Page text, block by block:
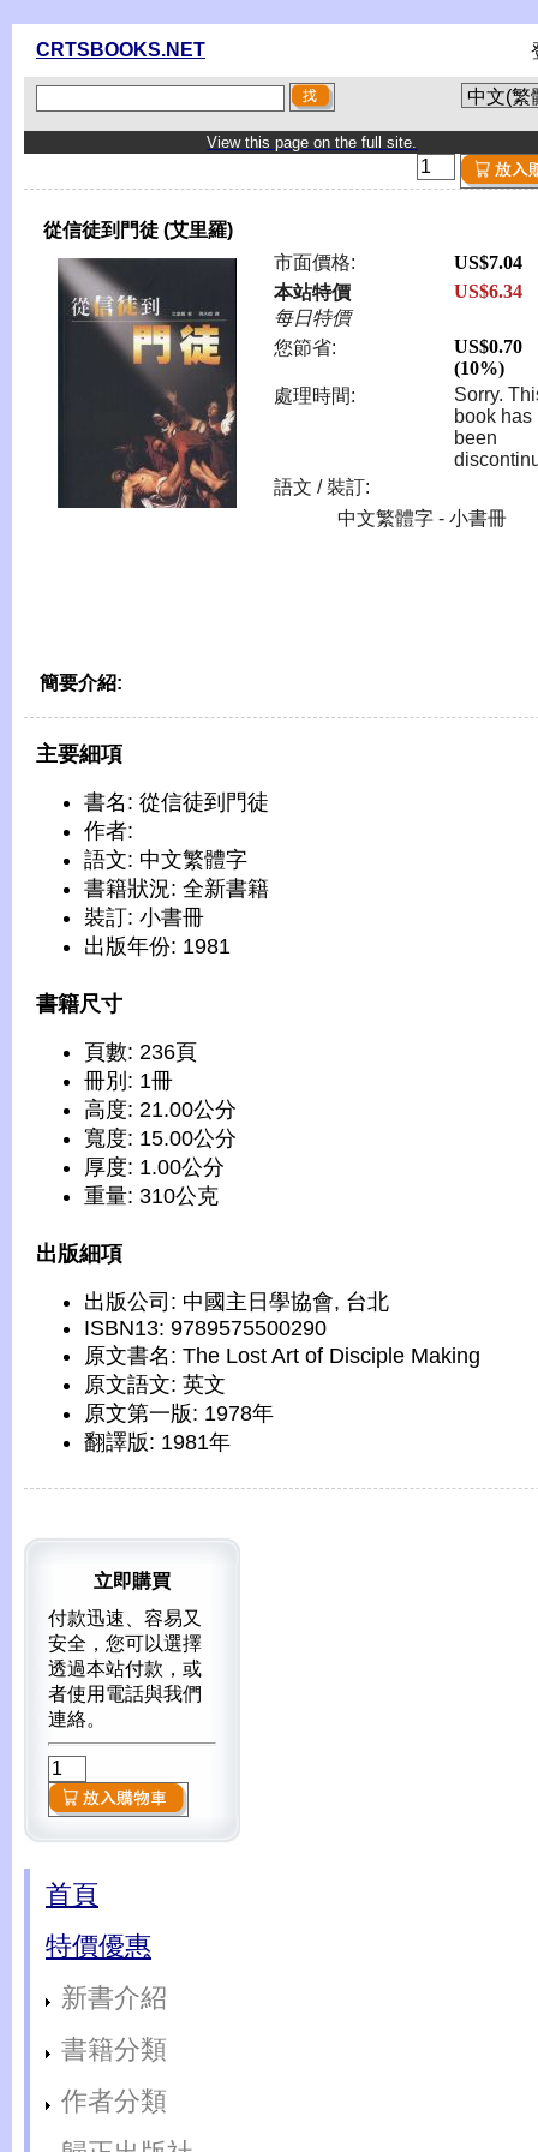
CRTSBOOKS.NET
View this page on the full site.
從信徒到門徒 (艾里羅)
市面價格:
US$7.04
本站特價
每日特價
US$6.34
您節省:
US$0.70
(10%)
處理時間:
Sorry.
book has
been
語文 / 裝訂:
中文繁體字 - 小書冊
簡要介紹:
主要細項
書名: 從信徒到門徒
作者:
語文: 中文繁體字
書籍狀況: 全新書籍
裝訂: 小書冊
出版年份: 1981
書籍尺寸
頁數: 236頁
冊別: 1冊
高度: 21.00公分
寬度: 15.00公分
厚度: 1.00公分
重量: 310公克
出版細項
出版公司: 中國主日學協會, 台北
ISBN13: 9789575500290
原文書名: The Lost Art of Disciple Making
原文語文: 英文
原文第一版: 1978年
翻譯版: 1981年
立即購買
付款迅速、容易又
安全，您可以選擇
透過本站付款，或
者使用電話與我們
連絡。
首頁
特價優惠
新書介紹
書籍分類
作者分類